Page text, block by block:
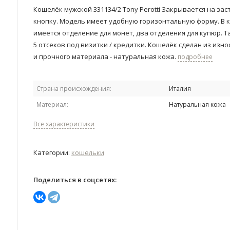
Кошелёк мужской 331134/2 Tony Perotti Закрывается на
кнопку. Модель имеет удобную горизонтальную форму. В
имеется отделение для монет, два отделения для купюр.
5 отсеков под визитки / кредитки. Кошелёк сделан из
и прочного материала - натуральная кожа. подробнее
Страна происхождения:
Италия
Материал:
Натуральная кожа
Все характеристики
Категории: кошельки
Поделиться в соцсетях: